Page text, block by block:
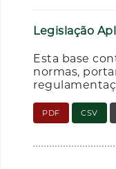
Legislação
Esta base
normas,
PDF CSV